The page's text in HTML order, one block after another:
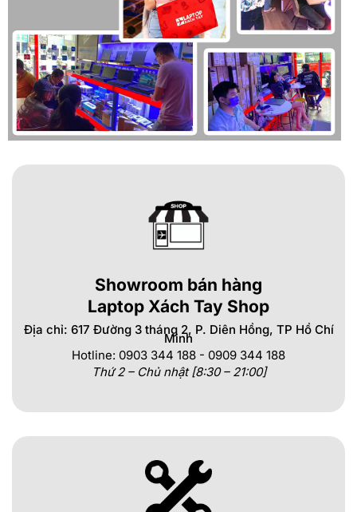
Showroom bán hàng
Laptop Xách Tay Shop
Địa chỉ: 617 Đường 3 tháng 2, P. Diên Hồng, TP Hồ Chí
Minh
Hotline: 0903 344 188 - 0909 344 188
Thứ 2 – Chủ nhật [8:30 – 21:00]